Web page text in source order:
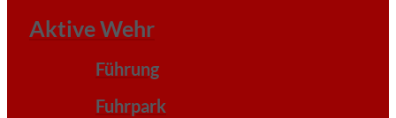
Aktive Wehr
Führung
Fuhrpark